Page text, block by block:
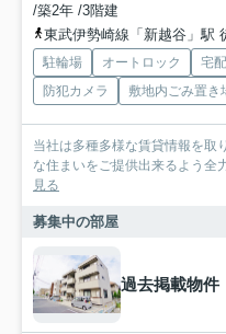
/築2年 /3階建
東武伊勢崎線「新越谷」駅
駐輪場 オートロック 宅
防犯カメラ
敷地内ごみ置き
当社は多種多様な賃貸情報を取
な住まいをご提供出来るよう全
見る
募集中の部屋
過去掲載物件